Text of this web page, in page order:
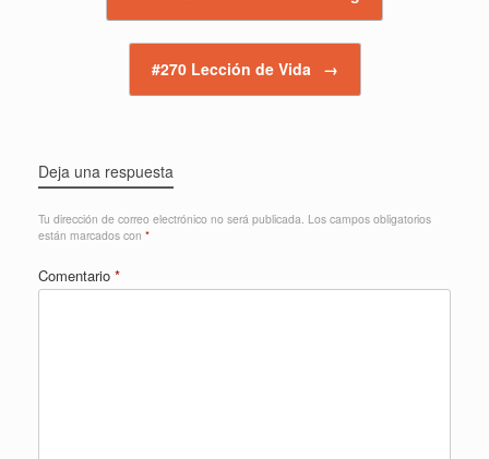
#270 Lección de Vida →
Deja una respuesta
Tu dirección de correo electrónico no será publicada. Los campos obligatorios
están marcados con *
Comentario *